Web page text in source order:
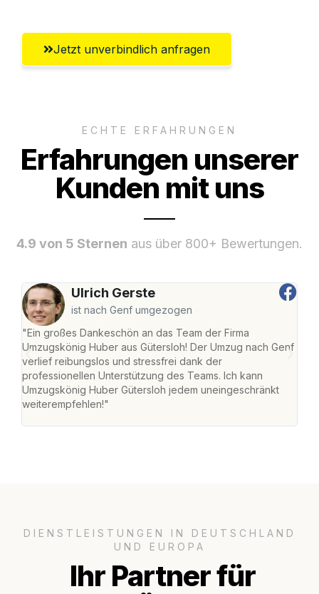
Jetzt unverbindlich anfragen
ECHTE ERFAHRUNGEN
Erfahrungen unserer
Kunden mit uns
4.9 von 5 Sternen aus über 800+ Bewertungen.
Ulrich Gerste
ist nach Genf umgezogen
"Ein großes Dankeschön an das Team der Firma
Umzugskönig Huber aus Gütersloh! Der Umzug nach Genf
verlief reibungslos und stressfrei dank der
professionellen Unterstützung des Teams. Ich kann
Umzugskönig Huber Gütersloh jedem uneingeschränkt
weiterempfehlen!"
DIENSTLEISTUNGEN IN DEUTSCHLAND
UND EUROPA
Ihr Partner für